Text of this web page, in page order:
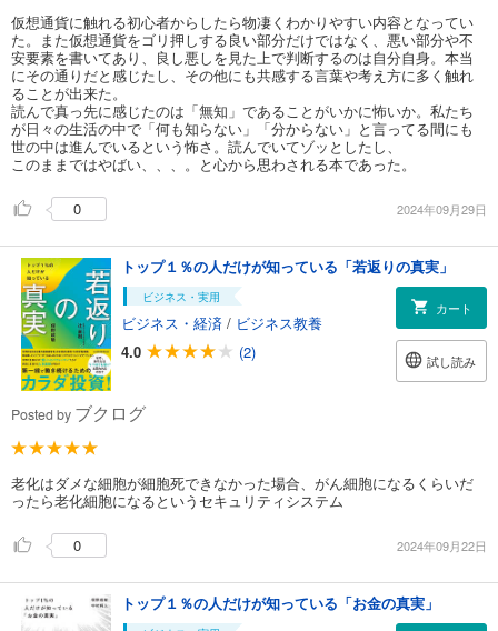
仮想通貨に触れる初心者からしたら物凄くわかりやすい内容となってい
た。また仮想通貨をゴリ押しする良い部分だけではなく、悪い部分や不
安要素を書いてあり、良し悪しを見た上で判断するのは自分自身。本当
にその通りだと感じたし、その他にも共感する言葉や考え方に多く触れ
ることが出来た。
読んで真っ先に感じたのは「無知」であることがいかに怖いか。私たち
が日々の生活の中で「何も知らない」「分からない」と言ってる間にも
世の中は進んでいるという怖さ。読んでいてゾッとしたし、
このままではやばい、、、。と心から思わされる本であった。
0 2024年09月29日
トップ１％の人だけが知っている「若返りの真実」
ビジネス・実用
ビジネス・経済 / ビジネス教養
4.0
(2)
カート
試し読み
Posted by ブクログ
老化はダメな細胞が細胞死できなかった場合、がん細胞になるくらいだ
ったら老化細胞になるというセキュリティシステム
0 2024年09月22日
トップ１％の人だけが知っている「お金の真実」